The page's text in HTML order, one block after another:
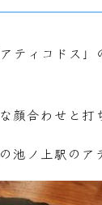
ティコドス
顔合わせと打
池ノ上駅のア